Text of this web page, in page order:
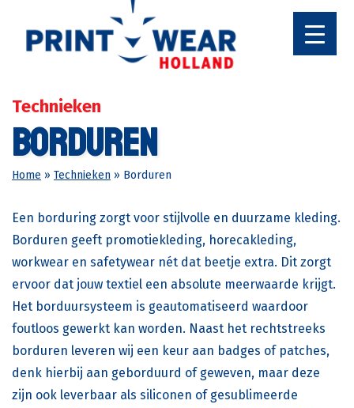
naar
Technieken
Borduren
Home » Technieken » Borduren
Een borduring zorgt voor stijlvolle en duurzame kleding.
Borduren geeft promotiekleding, horecakleding,
workwear en safetywear nét dat beetje extra. Dit zorgt
ervoor dat jouw textiel een absolute meerwaarde krijgt.
Het borduursysteem is geautomatiseerd waardoor
foutloos gewerkt kan worden. Naast het rechtstreeks
borduren leveren wij een keur aan badges of patches,
denk hierbij aan geborduurd of geweven, maar deze
zijn ook leverbaar als siliconen of gesublimeerde